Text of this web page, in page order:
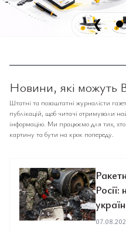
❮
Новини, які можуть
Штатні та позаштатні журналісти
публікацій, щоб читачі отримували
інформацію. Ми працюємо для тих,
картину та бути на крок попереду.